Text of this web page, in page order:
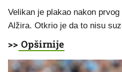
Velikan je plakao nakon
Alžira. Otkrio je da to nisu
>> Opširnije